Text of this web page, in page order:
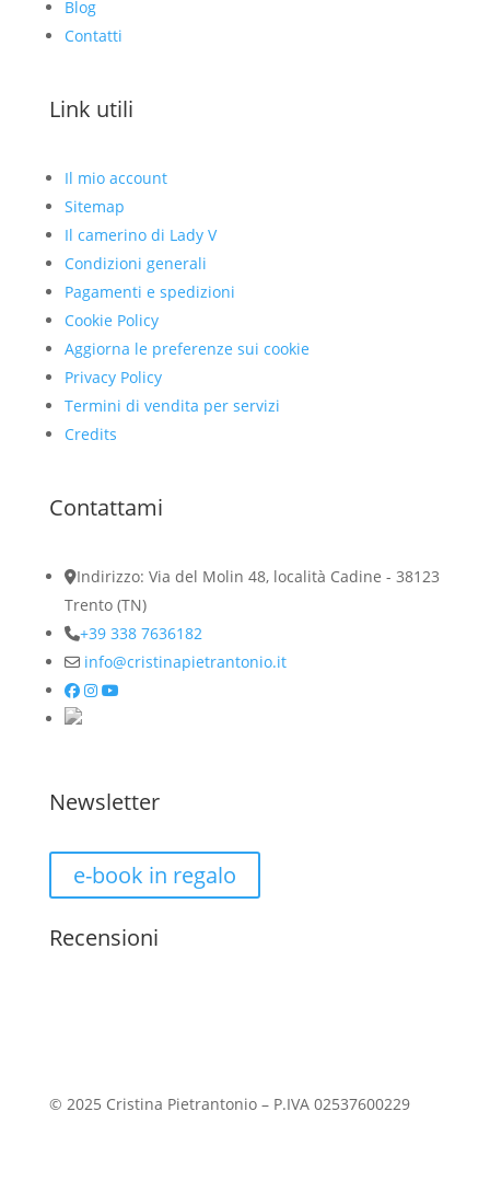
Blog
Contatti
Link utili
Il mio account
Sitemap
Il camerino di Lady V
Condizioni generali
Pagamenti e spedizioni
Cookie Policy
Aggiorna le preferenze sui cookie
Privacy Policy
Termini di vendita per servizi
Credits
Contattami
Indirizzo: Via del Molin 48, località Cadine - 38123
Trento (TN)
+39 338 7636182
info@cristinapietrantonio.it
Newsletter
e-book in regalo
Recensioni
© 2025 Cristina Pietrantonio – P.IVA 02537600229